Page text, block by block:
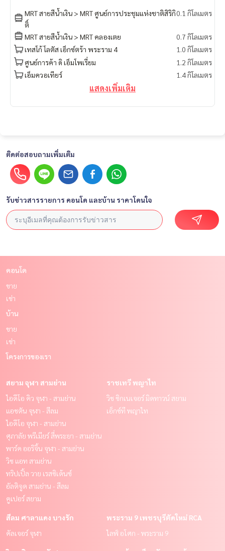
MRT สายสีน้ำเงิน > MRT ศูนย์การประชุมแห่งชาติสิริกิ
ติ์
0.1 กิโลเมตร
MRT สายสีน้ำเงิน > MRT คลองเตย
0.7 กิโลเมตร
เทสโก้ โลตัส เอ็กซ์ตร้า พระราม 4
1.0 กิโลเมตร
ศูนย์การค้า ดิ เอ็มโพเรี่ยม
1.2 กิโลเมตร
เอ็มควอเทียร์
1.4 กิโลเมตร
แสดงเพิ่มเติม
ติดต่อสอบถามเพิ่มเติม
รับข่าวสารรายการ คอนโด และบ้าน ราคาโดนใจ
คอนโด
ขาย
เช่า
บ้าน
ขาย
เช่า
โครงการของเรา
สยาม จุฬา สามย่าน
ไอดีโอ คิว จุฬา - สามย่าน
แอชตัน จุฬา - สีลม
ไอดีโอ จุฬา - สามย่าน
ศุภาลัย พรีเมียร์ สี่พระยา - สามย่าน
พาร์ค ออริจิ้น จุฬา - สามย่าน
วิช แอท สามย่าน
ทริปเปิ้ล วาย เรสซิเด้นซ์
อัลติจูด สามย่าน - สีลม
คูเปอร์ สยาม
ราชเทวี พญาไท
วิช ซิกเนเจอร์ มิดทาวน์ สยาม
เอ็กซ์ที พญาไท
สีลม ศาลาแดง บางรัก
คัลเจอร์ จุฬา
พระราม 9 เพชรบุรีตัดใหม่ RCA
ไลฟ์ อโศก - พระราม 9